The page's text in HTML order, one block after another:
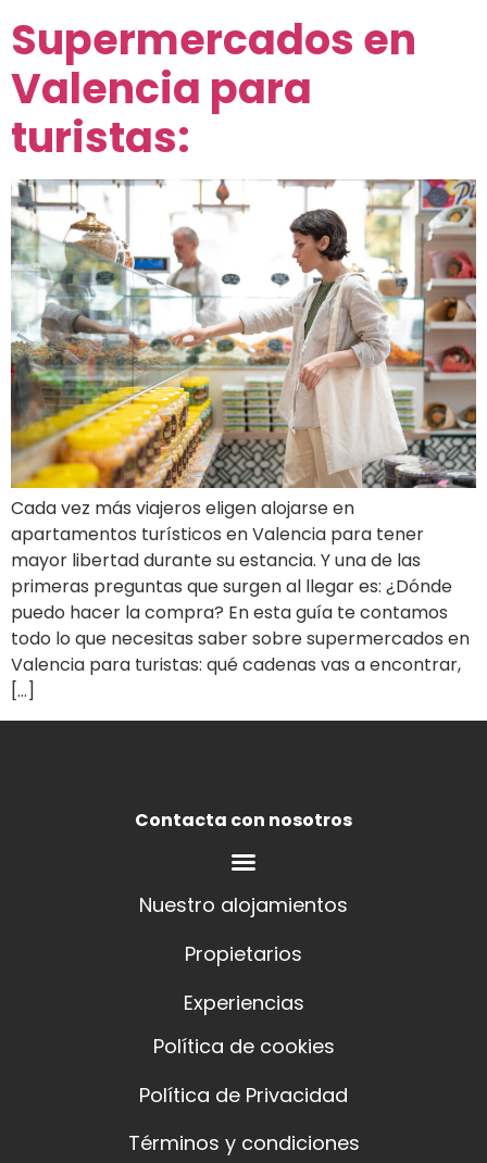
Supermercados en
Valencia para
turistas:
Cada vez más viajeros eligen alojarse en
apartamentos turísticos en Valencia para tener
mayor libertad durante su estancia. Y una de las
primeras preguntas que surgen al llegar es: ¿Dónde
puedo hacer la compra? En esta guía te contamos
todo lo que necesitas saber sobre supermercados en
Valencia para turistas: qué cadenas vas a encontrar,
[…]
Contacta con nosotros
Nuestro alojamientos
Propietarios
Experiencias
Política de cookies
Política de Privacidad
Términos y condiciones